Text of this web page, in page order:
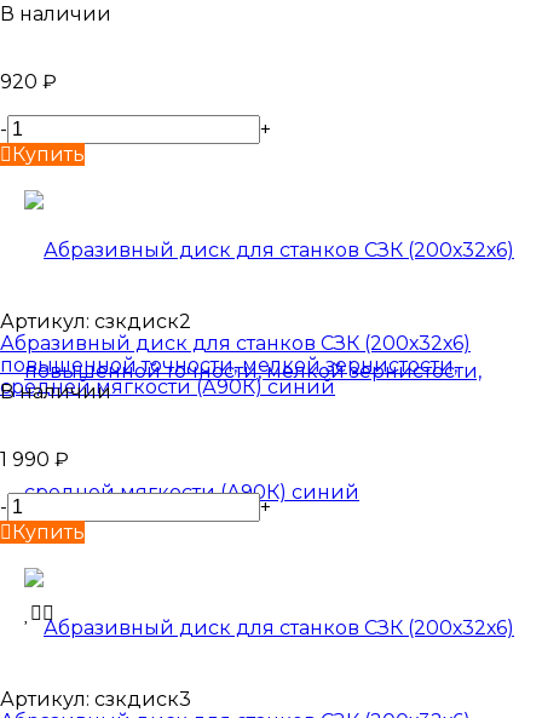
В наличии
920 ₽
-
+
Купить
Артикул: сзкдиск2
Абразивный диск для станков СЗК (200х32х6)
повышенной точности, мелкой зернистости,
средней мягкости (А90К) синий
В наличии
1 990 ₽
-
+
Купить
Артикул: сзкдиск3